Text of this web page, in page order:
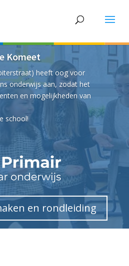
Komeet
heeft oog voor
onderwijs aan, zodat het
en mogelijkheden van
school!
en rondleiding